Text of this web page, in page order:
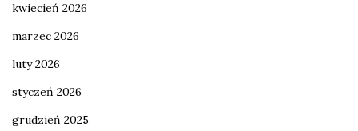
kwiecień 2026
marzec 2026
luty 2026
styczeń 2026
grudzień 2025